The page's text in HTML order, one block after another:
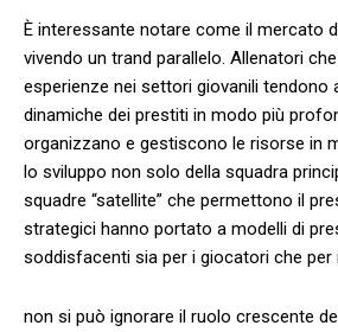
È interessante⁤ notare come ​il mercato⁢
vivendo‌ un trand parallelo.⁤ Allenatori
esperienze nei‌ settori giovanili tendono
dinamiche dei prestiti in modo⁢ più
organizzano⁤ e gestiscono ‌le‌ risorse ‌in‍
lo sviluppo⁤ non ⁣solo della squadra
squadre⁤ “satellite”‍ che permettono il​
strategici hanno‍ portato a modelli di
‍soddisfacenti sia per i giocatori che ⁤per
non si può ignorare il ⁤ruolo⁢ crescente